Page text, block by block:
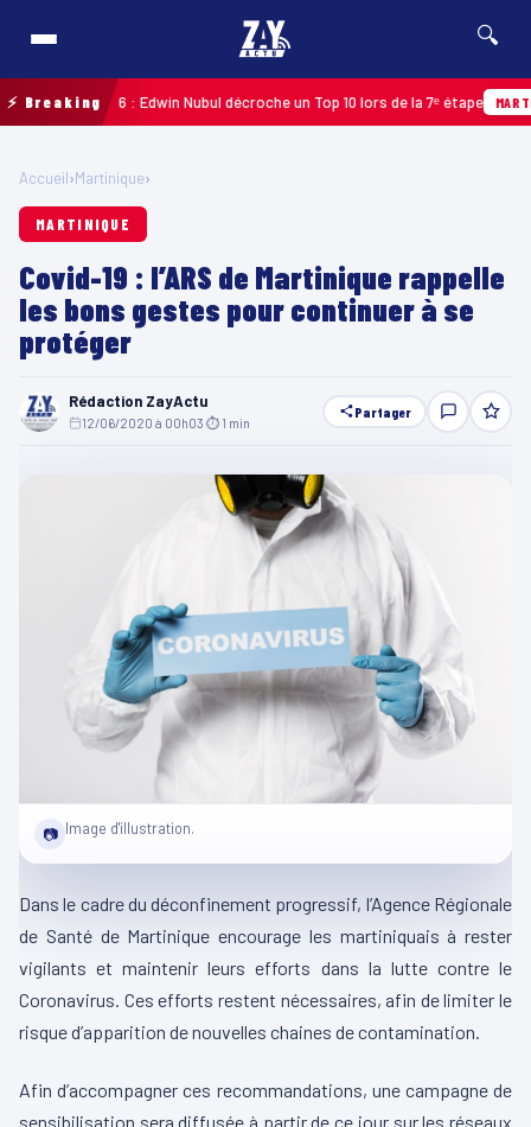
🔍
⚡ Breaking2026 : Edwin Nubul décroche un Top 10 lors de la 7ᵉ étape
Accueil›Martinique›
MARTINIQUE
Covid-19 : l’ARS de Martinique rappelle
les bons gestes pour continuer à se
protéger
Rédaction ZayActu
12/06/2020 à 00h03 ⏱ 1 min
Partager
📷 Image d'illustration.
Dans le cadre du déconfinement progressif, l’Agence Régionale
de Santé de Martinique encourage les martiniquais à rester
vigilants et maintenir leurs efforts dans la lutte contre le
Coronavirus. Ces efforts restent nécessaires, afin de limiter le
risque d’apparition de nouvelles chaines de contamination.
Afin d’accompagner ces recommandations, une campagne de
sensibilisation sera diffusée à partir de ce jour sur les réseaux